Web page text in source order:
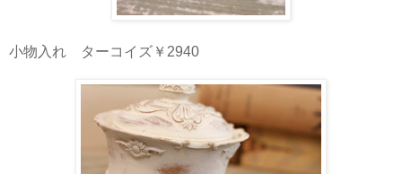
小物入れ ターコイズ￥2940